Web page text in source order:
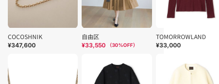
COCOSHNIK
¥347,600
自由区
¥33,550 （30%OFF）
TOMORROWLAND
¥33,000